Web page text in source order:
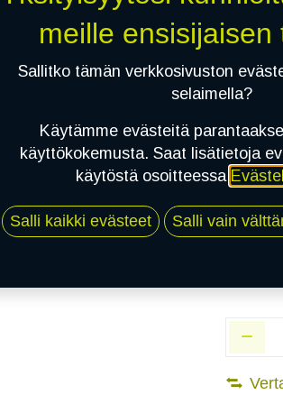
Mikäli
1 X 195/
EI
meille ensisijaisen
Sallitko tämän verkkosivuston
selaimella?
Käytämme evästeitä
käyttökokemusta. Saat lisätietoja
käytöstä osoitteessa
Salli kaikki evästeet Salli vain